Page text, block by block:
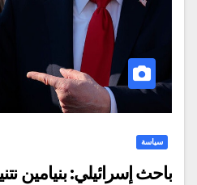
سياسة
باحث إسرائيلي: بنيامين